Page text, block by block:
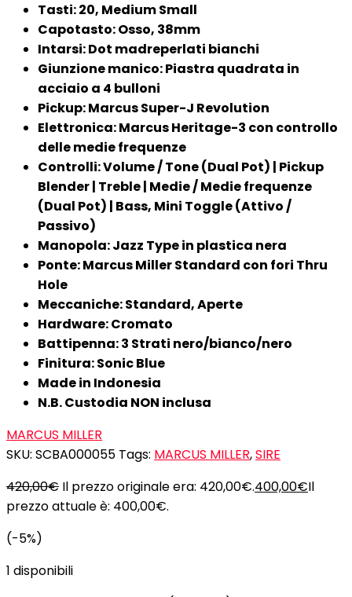
Tasti: 20, Medium Small
Capotasto: Osso, 38mm
Intarsi: Dot madreperlati bianchi
Giunzione manico: Piastra quadrata in
acciaio a 4 bulloni
Pickup: Marcus Super-J Revolution
Elettronica: Marcus Heritage-3 con controllo
delle medie frequenze
Controlli: Volume / Tone (Dual Pot) | Pickup
Blender | Treble | Medie / Medie frequenze
(Dual Pot) | Bass, Mini Toggle (Attivo /
Passivo)
Manopola: Jazz Type in plastica nera
Ponte: Marcus Miller Standard con fori Thru
Hole
Meccaniche: Standard, Aperte
Hardware: Cromato
Battipenna: 3 Strati nero/bianco/nero
Finitura: Sonic Blue
Made in Indonesia
N.B. Custodia NON inclusa
MARCUS MILLER
SKU: SCBA000055 Tags: MARCUS MILLER,SIRE
420,00€ Il prezzo originale era: 420,00€.400,00€Il
prezzo attuale è: 400,00€.
(-5%)
1 disponibili